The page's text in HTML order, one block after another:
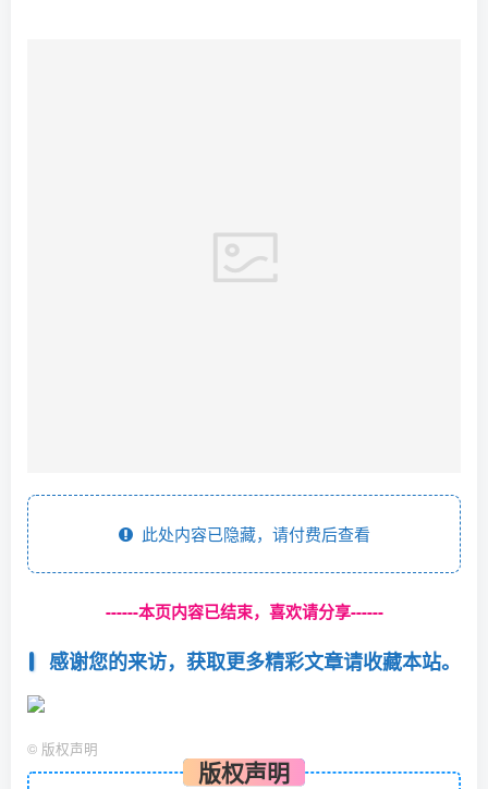
此处内容已隐藏，请付费后查看
------本页内容已结束，喜欢请分享------
感谢您的来访，获取更多精彩文章请收藏本站。
© 版权声明
版权声明